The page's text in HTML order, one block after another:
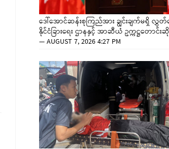
ဒေါ်အောင်ဆန်းစုကြည်အား ချွင်းချက်မရှိ လွှတ်
နိုင်ငံခြားရေး ဌာနနှင့် အာဆီယံ ဥက္ကဋ္ဌတောင်းဆို
—AUGUST 7, 2026 4:27 PM